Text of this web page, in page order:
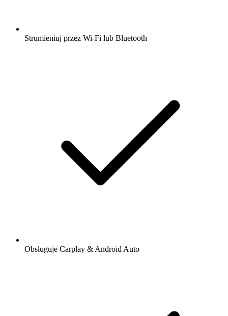
Strumieniuj przez Wi-Fi lub Bluetooth
Obsługuje Carplay & Android Auto